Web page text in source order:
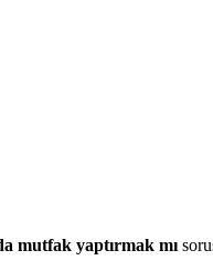
mutfak yaptırmak mı